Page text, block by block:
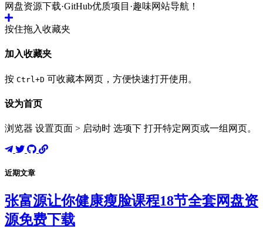
网盘资源下载·GitHub优质项目·趣味网站导航！
按住拖入收藏夹
加入收藏夹
按 Ctrl+D 可收藏本网页，方便快速打开使用。
设为首页
浏览器 设置页面 > 启动时 选项下 打开特定网页或一组网页。
近期文章
张富源让你健康瘦脸课程18节全套网盘资
源免费下载